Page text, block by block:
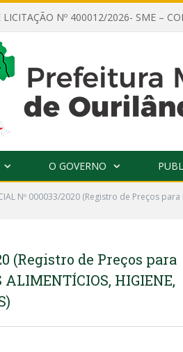
O GOVERNO
Nº 000033/2020 (Registro de Preços para
(Registro de Preços para
ALIMENTÍCIOS, HIGIENE,